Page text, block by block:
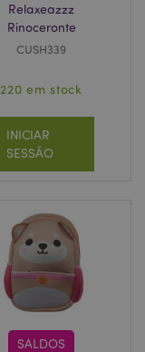
Relaxeazzz
Rinoceronte
CUSH339
220 em stock
INICIAR
SESSÃO
SALDOS